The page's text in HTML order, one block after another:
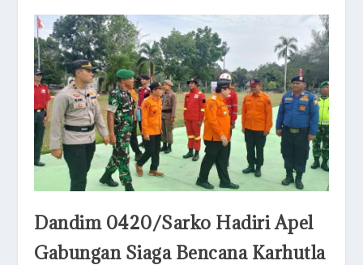
Dandim 0420/Sarko Hadiri Apel
Gabungan Siaga Bencana Karhutla